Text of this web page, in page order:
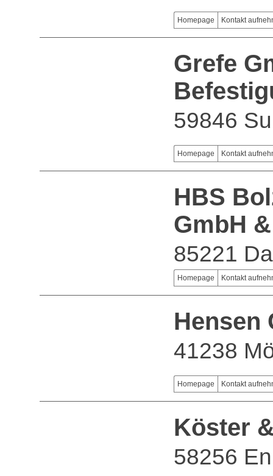
Homepage Kontakt
Grefe
59846
Homepage Kontakt
HBS
GmbH
85221
Homepage Kontakt
Hensen
41238
Homepage Kontakt
Köster
58256